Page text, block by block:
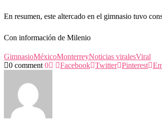
En resumen, este altercado en el gimnasio tuvo
Con información de Milenio
GimnasioMéxicoMonterreyNoticias viralesViral
0 comment 0 Facebook Twitter Pinterest